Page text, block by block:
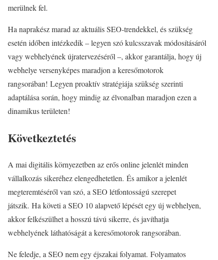
merülnek fel.
Ha naprakész marad az aktuális SEO-trendekkel, és szükség
esetén időben intézkedik – legyen szó kulcsszavak módosításáról
vagy webhelyének újratervezéséről –, akkor garantálja, hogy új
webhelye versenyképes maradjon a keresőmotorok
rangsorában! Legyen proaktív stratégiája szükség szerinti
adaptálása során, hogy mindig az élvonalban maradjon ezen a
dinamikus területen!
Következtetés
A mai digitális környezetben az erős online jelenlét minden
vállalkozás sikeréhez elengedhetetlen. És amikor a jelenlét
megteremtéséről van szó, a SEO létfontosságú szerepet
játszik. Ha követi a SEO 10 alapvető lépését egy új webhelyen,
akkor felkészülhet a hosszú távú sikerre, és javíthatja
webhelyének láthatóságát a keresőmotorok rangsorában.
Ne feledje, a SEO nem egy éjszakai folyamat. Folyamatos